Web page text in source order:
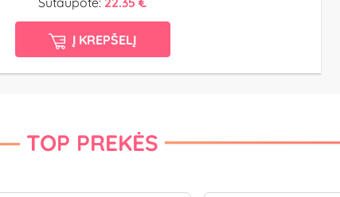
Į KREPŠELĮ
TOP PREKĖS